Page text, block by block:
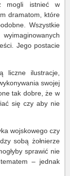
mogli istnieć w
dramatom, które
Wszystkie
Jego postacie
liczne ilustracje,
swojej
tak dobre, że w
się czy aby nie
wojskowego czy
sobą żołnierze
sprawić nie
– jednak